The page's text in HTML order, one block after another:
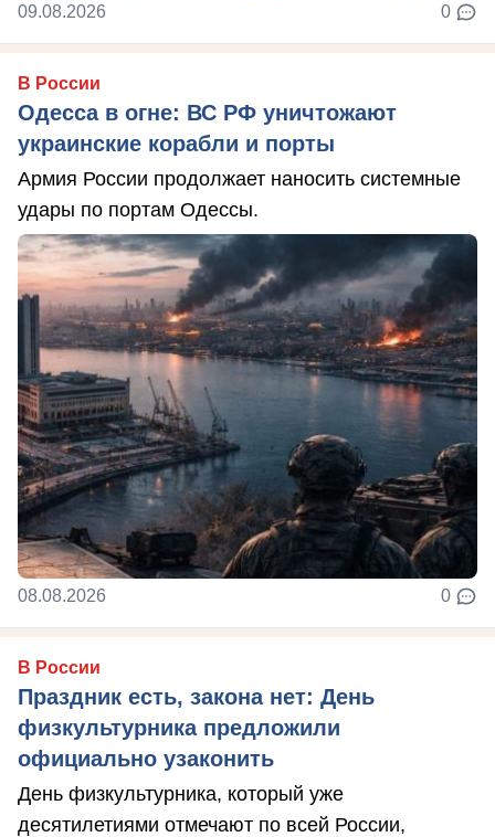
09.08.2026 0
В России
Одесса в огне: ВС РФ уничтожают
украинские корабли и порты
Армия России продолжает наносить системные
удары по портам Одессы.
08.08.2026 0
В России
Праздник есть, закона нет: День
физкультурника предложили
официально узаконить
День физкультурника, который уже
десятилетиями отмечают по всей России,